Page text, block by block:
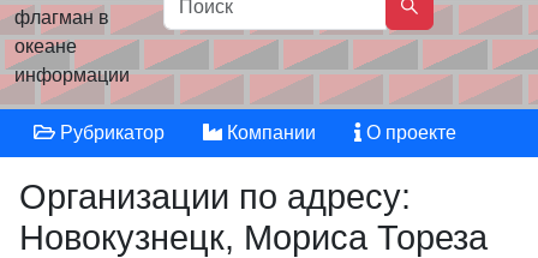
флагман в
океане
информации
Рубрикатор Компании О проекте
Организации по адресу:
Новокузнецк, Мориса Тореза